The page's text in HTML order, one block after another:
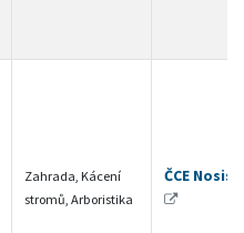
Zahrada, Kácení
stromů, Arboristika
ČCE